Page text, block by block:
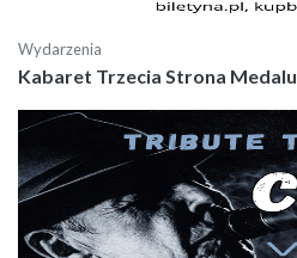
Wydarzenia
Kabaret Trzecia Strona Medalu